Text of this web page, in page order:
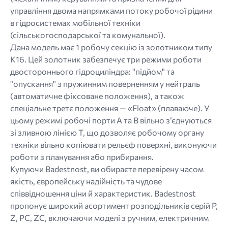
управління двома напрямками потоку робочої рідини
в гідросистемах мобільної техніки
(сільськогосподарської та комунальної).
Дана модель має 1 робочу секцію із золотником типу
K16. Цей золотник забезпечує три режими роботи
двостороннього гідроциліндра: "підйом" та
"опускання" з пружинним поверненням у нейтраль
(автоматичне фіксоване положення), а також
спеціальне третє положення — «Float» (плаваюче). У
цьому режимі робочі порти A та B вільно з’єднуються
зі зливною лінією T, що дозволяє робочому органу
техніки вільно копіювати рельєф поверхні, виконуючи
роботи з планування або прибирання.
Купуючи Badestnost, ви обираєте перевірену часом
якість, європейську надійність та чудове
співвідношення ціни й характеристик. Badestnost
пропонує широкий асортимент розподільників серій P,
Z, PC, ZC, включаючи моделі з ручним, електричним